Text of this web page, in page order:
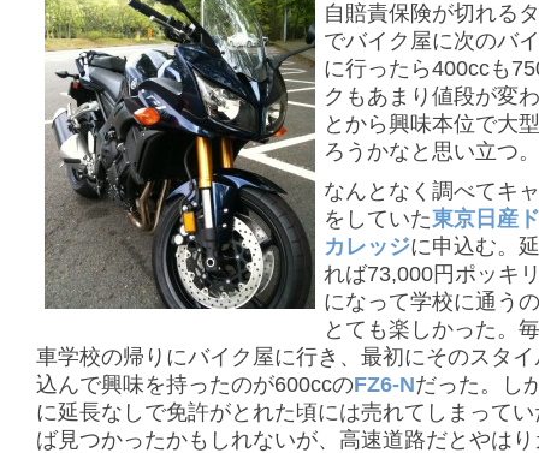
自賠責保険が切れる
でバイク屋に次のバ
に行ったら400ccも
クもあまり値段が変
とから興味本位で大
ろうかなと思い立つ
なんとなく調べてキ
をしていた東京日産
カレッジに申込む。
れば73,000円ポッキ
になって学校に通う
とても楽しかった。
車学校の帰りにバイク屋に行き、最初にそのスタ
込んで興味を持ったのが600ccのFZ6-Nだった。し
に延長なしで免許がとれた頃には売れてしまって
ば見つかったかもしれないが、高速道路だとやは